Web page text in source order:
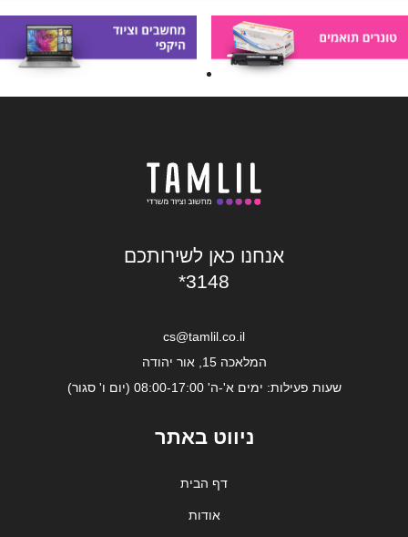
אנחנו כאן לשירותכם
*3148
cs@tamlil.co.il
המלאכה 15, אור יהודה
שעות פעילות: ימים א'-ה' 08:00-17:00 (יום ו' סגור)
ניווט באתר
דף הבית
אודות